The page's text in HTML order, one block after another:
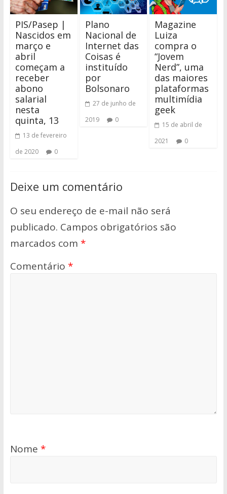
PIS/Pasep |
Nascidos em
março e
abril
começam a
receber
abono
salarial
nesta
quinta, 13
13 de fevereiro
de 2020
0
Plano
Nacional de
Internet das
Coisas é
instituído
por
Bolsonaro
27 de junho de
2019
0
Magazine
Luiza
compra o
“Jovem
Nerd”, uma
das maiores
plataformas
multimídia
geek
15 de abril de
2021
0
Deixe um comentário
O seu endereço de e-mail não será
publicado. Campos obrigatórios são
marcados com *
Comentário *
Nome *